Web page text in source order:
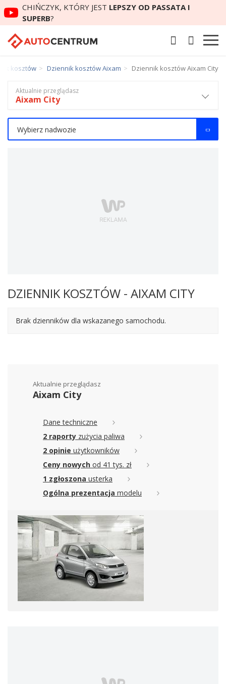
CHIŃCZYK, KTÓRY JEST LEPSZY OD PASSATA I
SUPERB?
kosztów Dziennik kosztów Aixam Dziennik kosztów Aixam City
DZIENNIK KOSZTÓW - AIXAM CITY
Brak dzienników dla wskazanego samochodu.
Aktualnie przeglądasz
Aixam City
Wybierz nadwozie
Aktualnie przeglądasz
Aixam City
Dane techniczne
2 raporty zużycia paliwa
2 opinie użytkowników
Ceny nowych od 41 tys. zł
1 zgłoszona usterka
Ogólna prezentacja modelu